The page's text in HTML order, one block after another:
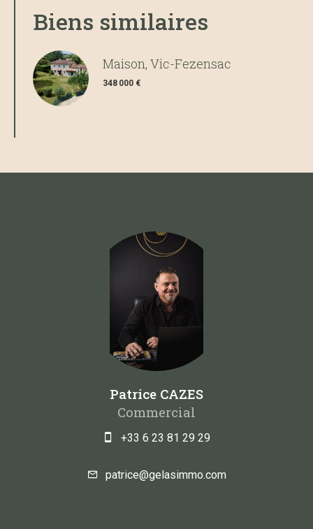
Biens similaires
Maison, Vic-Fezensac
348 000 €
Patrice CAZES
Commercial
+33 6 23 81 29 29
patrice@gelasimmo.com